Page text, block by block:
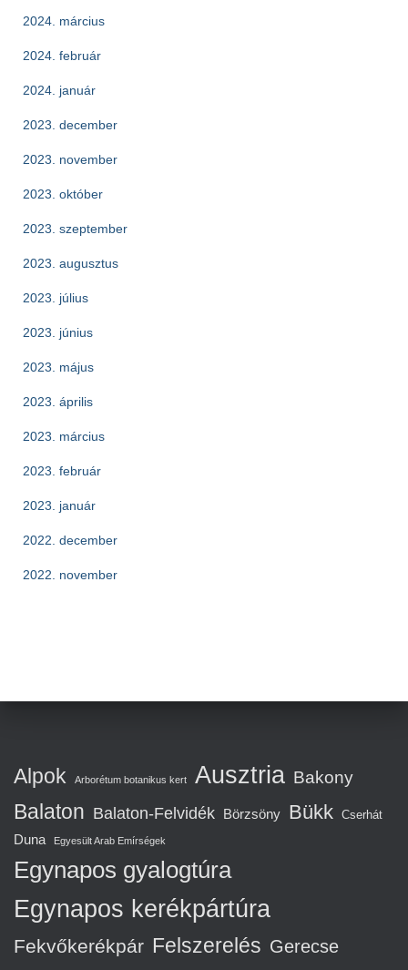
2024. március
2024. február
2024. január
2023. december
2023. november
2023. október
2023. szeptember
2023. augusztus
2023. július
2023. június
2023. május
2023. április
2023. március
2023. február
2023. január
2022. december
2022. november
Alpok Arborétum botanikus kert Ausztria Bakony
Balaton Balaton-Felvidék Börzsöny Bükk Cserhát
Duna Egyesült Arab Emírségek
Egynapos gyalogtúra
Egynapos kerékpártúra
Fekvőkerékpár Felszerelés Gerecse